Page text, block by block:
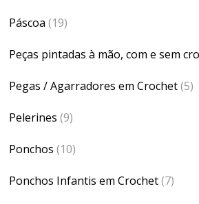
Páscoa (19)
Peças pintadas à mão, com e sem
Pegas / Agarradores em Crochet(5)
Pelerines (9)
Ponchos (10)
Ponchos Infantis em Crochet(7)